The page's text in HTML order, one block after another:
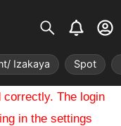
S
i
s
t
r
i
x
B
e
l
l
U
s
r
-
c
Izakaya Spot
correctly. The login
in the settings